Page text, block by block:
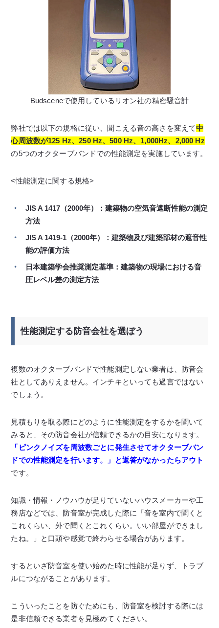
Budsceneで使用しているリオン社の精密騒音計
弊社では以下の規格に従い、聞こえる音の高さを変えて中
心周波数が125 Hz、250 Hz、500 Hz、1,000Hz、2,000 Hz
の5つのオクターブバンドでの性能測定を実施しています。
<性能測定に関する規格>
JIS A 1417（2000年）：建築物の空気音遮断性能の測定
方法
JIS A 1419-1（2000年）：建築物及び建築部材の遮音性
能の評価方法
日本建築学会推奨測定基準：建築物の現場における音
圧レベル差の測定方法
性能測定する防音会社を選ぼう
複数のオクターブバンドで性能測定しない業者は、防音会
社としてありえません。インチキといっても過言ではない
でしょう。
見積もりを取る際にどのように性能測定をするかを聞いて
みると、その防音会社が信頼できるかの目安になります。
「ピンクノイズを周波数ごとに発生させてオクターブバン
ドでの性能測定を行います。」と返答がなかったらアウト
です。
知識・情報・ノウハウが足りていないハウスメーカーや工
務店などでは、防音室が完成した際に「音を室内で聞くと
これくらい、外で聞くとこれくらい。いい部屋ができまし
たね。」と口頭や感覚で終わらせる場合があります。
するといざ防音室を使い始めた時に性能が足りず、トラブ
ルにつながることがあります。
こういったことを防ぐためにも、防音室を検討する際には
是非信頼できる業者を見極めてください。